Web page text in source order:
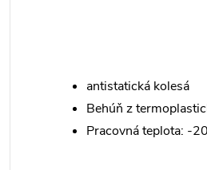
antistatická kolesá
Behúň z
Pracovná teplota: -